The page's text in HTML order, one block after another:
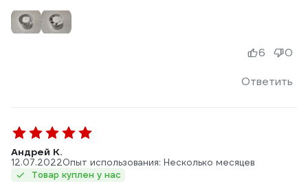
Ответить
6 0
Андрей К.
12.07.2022Опыт использования: Несколько месяцев
Товар куплен у нас